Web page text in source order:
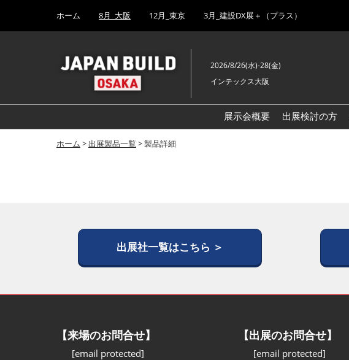
キ
し
to
ホーム 8月_大阪 12月_東京 3月_建設DX展＋（プラス）
2026/8/26(水)-28(金)
インテックス大阪
展示会概要 出展検討の方
ホーム >出展製品一覧 > 製品詳細
出展社一覧はこちら ＞
【来場のお問合せ】
[email protected]
【出展のお問合せ】
[email protected]